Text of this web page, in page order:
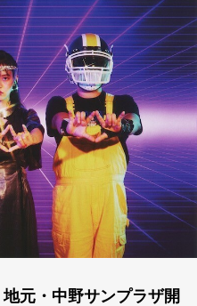
元・中野サンプラザ開